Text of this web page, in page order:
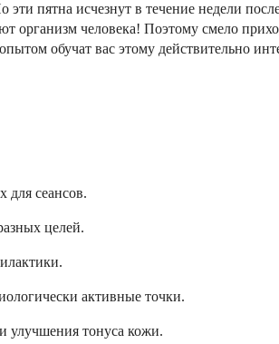
эти пятна исчезнут в течение недели
организм человека! Поэтому смело
обучат вас этому действительно
для сеансов.
целей.
активные точки.
улучшения тонуса кожи.